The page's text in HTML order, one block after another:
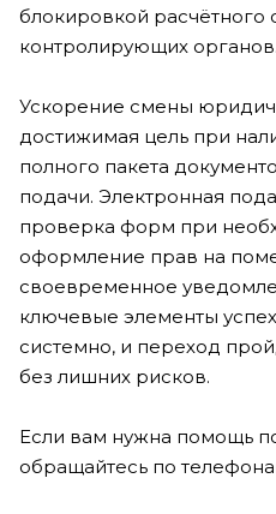
блокировкой расчётного
контролирующих органов.
Ускорение смены
достижимая цель при
полного пакета
подачи. Электронная
проверка форм при
оформление прав на
своевременное
ключевые элементы
системно, и переход
без лишних рисков.
Если вам нужна помощь
обращайтесь по